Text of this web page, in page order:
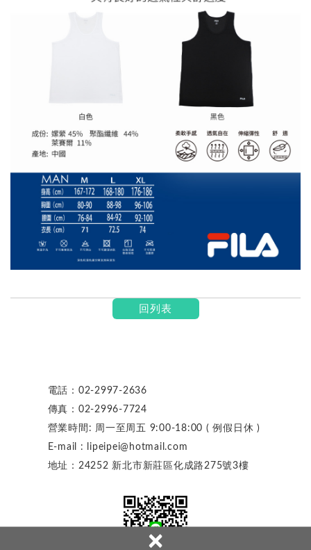
×
回列表
電話： 02-2997-2636
傳真： 02-2996-7724
營業時間: 周一至周五 9:00-18:00 ( 例假日休 )
E-mail : lipeipei@hotmail.com
地址：24252 新北市新莊區化成路275號3樓